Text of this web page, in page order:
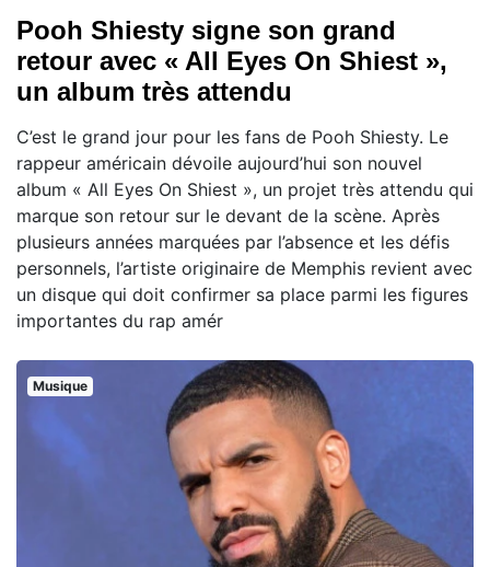
Pooh Shiesty signe son grand
retour avec « All Eyes On Shiest »,
un album très attendu
C’est le grand jour pour les fans de Pooh Shiesty. Le
rappeur américain dévoile aujourd’hui son nouvel
album « All Eyes On Shiest », un projet très attendu qui
marque son retour sur le devant de la scène. Après
plusieurs années marquées par l’absence et les défis
personnels, l’artiste originaire de Memphis revient avec
un disque qui doit confirmer sa place parmi les figures
importantes du rap amér
Musique